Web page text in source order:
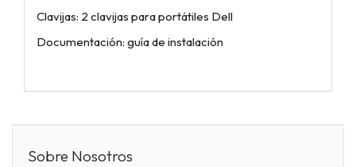
Clavijas: 2 clavijas para portátiles Dell
Documentación: guía de instalación
Sobre Nosotros